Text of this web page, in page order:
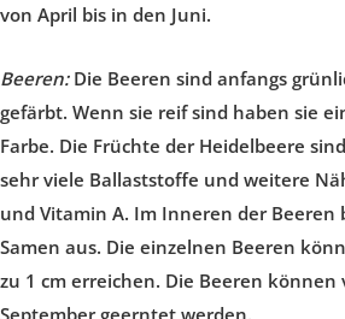
von April bis in den Juni.
Beeren:Die Beeren sind anfangs
gefärbt. Wenn sie reif sind haben sie
Farbe. Die Früchte der Heidelbeere
sehr viele Ballaststoffe und weitere
und Vitamin A. Im Inneren der Beeren
Samen aus. Die einzelnen Beeren
zu 1 cm erreichen. Die Beeren können
September geerntet werden.